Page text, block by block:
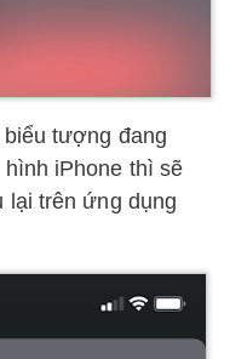
tượng đang
iPhone thì sẽ
lại trên ứng dụng